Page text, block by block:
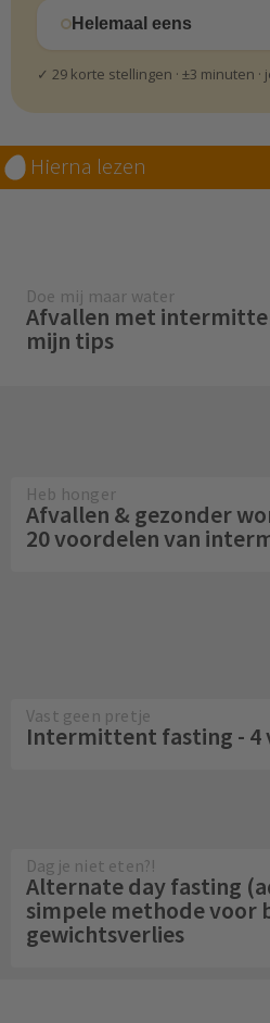
Helemaal eens
✓ 29 korte stellingen · ±3 minuten
Hierna lezen
Doe mij maar water
Afvallen met
mijn tips
Heb honger
Afvallen & gezonder
20 voordelen van
Vast geen pretje
Intermittent fasting - 4
Dagje niet eten?!
Alternate day fasting
simpele methode voor
gewichtsverlies